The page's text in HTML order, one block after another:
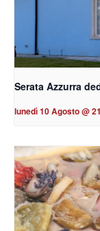
Serata Azzurra
lunedì 10 Agosto @